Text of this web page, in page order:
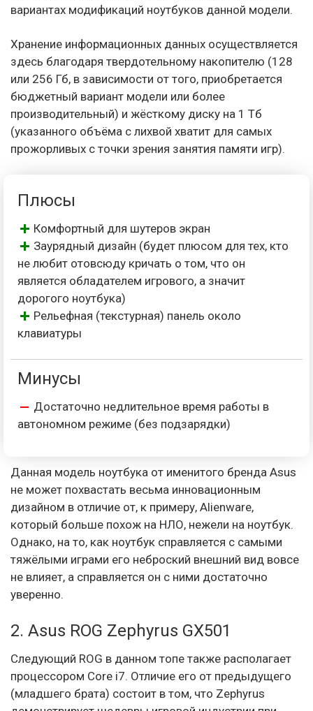
вариантах модификаций ноутбуков данной модели.
Хранение информационных данных осуществляется
здесь благодаря твердотельному накопителю (128
или 256 Гб, в зависимости от того, приобретается
бюджетный вариант модели или более
производительный) и жёсткому диску на 1 Тб
(указанного объёма с лихвой хватит для самых
прожорливых с точки зрения занятия памяти игр).
Плюсы
Комфортный для шутеров экран
Заурядный дизайн (будет плюсом для тех, кто
не любит отовсюду кричать о том, что он
является обладателем игрового, а значит
дорогого ноутбука)
Рельефная (текстурная) панель около
клавиатуры
Минусы
Достаточно недлительное время работы в
автономном режиме (без подзарядки)
Данная модель ноутбука от именитого бренда Asus
не может похвастать весьма инновационным
дизайном в отличие от, к примеру, Alienware,
который больше похож на НЛО, нежели на ноутбук.
Однако, на то, как ноутбук справляется с самыми
тяжёлыми играми его неброский внешний вид вовсе
не влияет, а справляется он с ними достаточно
уверенно.
2. Asus ROG Zephyrus GX501
Следующий ROG в данном топе также располагает
процессором Core i7. Отличие его от предыдущего
(младшего брата) состоит в том, что Zephyrus